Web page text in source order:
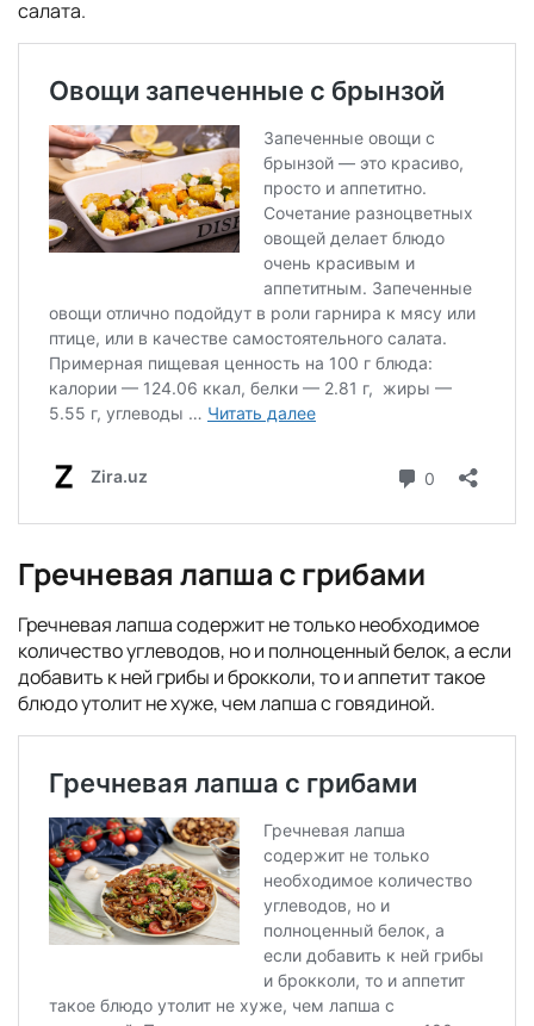
салата.
Гречневая лапша с грибами
Гречневая лапша содержит не только необходимое
количество углеводов, но и полноценный белок, а если
добавить к ней грибы и брокколи, то и аппетит такое
блюдо утолит не хуже, чем лапша с говядиной.